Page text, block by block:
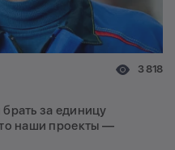
3 818
за единицу
наши проекты —